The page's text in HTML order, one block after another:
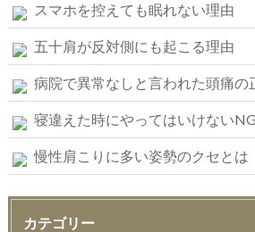
スマホを控えても眠れない理由
五十肩が反対側にも起こる理由
病院で異常なしと言われた頭痛の
寝違えた時にやってはいけない
慢性肩こりに多い姿勢のクセとは
カテゴリー